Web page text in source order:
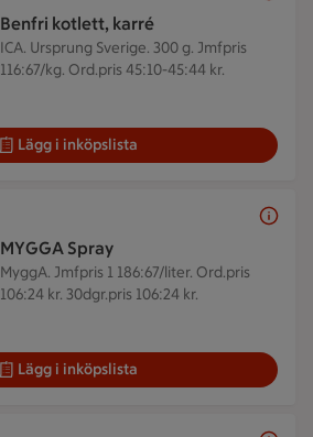
Benfri kotlett, karré
ICA. Ursprung Sverige. 300 g. Jmfpris
116:67/kg. Ord.pris 45:10-45:44 kr.
Lägg i inköpslista
MYGGA Spray
MyggA. Jmfpris 1 186:67/liter. Ord.pris
106:24 kr. 30dgr.pris 106:24 kr.
Lägg i inköpslista